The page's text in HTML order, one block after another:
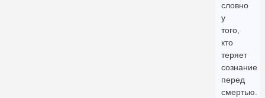
словно
у
того,
кто
теряет
сознание
перед
смертью.